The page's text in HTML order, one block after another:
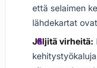
että selaimen
lähdekartat
Jäljitä virheitä: